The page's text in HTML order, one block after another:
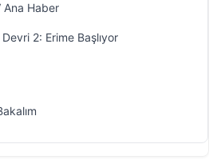
Ana Haber
2: Erime Başlıyor